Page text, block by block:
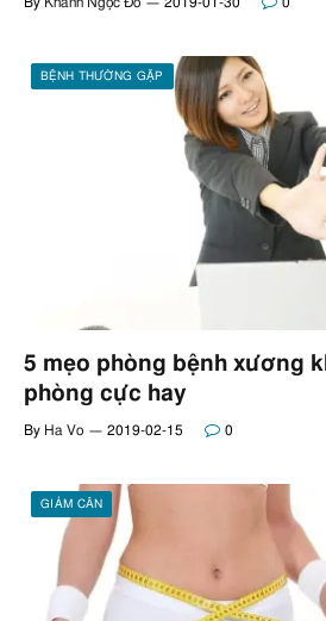
BỆNH THƯỜNG GẶP
5 mẹo phòng bệnh xương
phòng cực hay
By Ha Vo 2019-02-15 0
GIẢM CÂN